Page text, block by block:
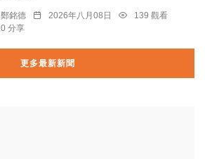
鄭銘德 2026年八月08日
139 觀看
0 分享
更多最新新聞